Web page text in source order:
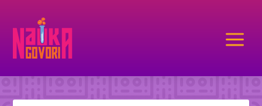
a